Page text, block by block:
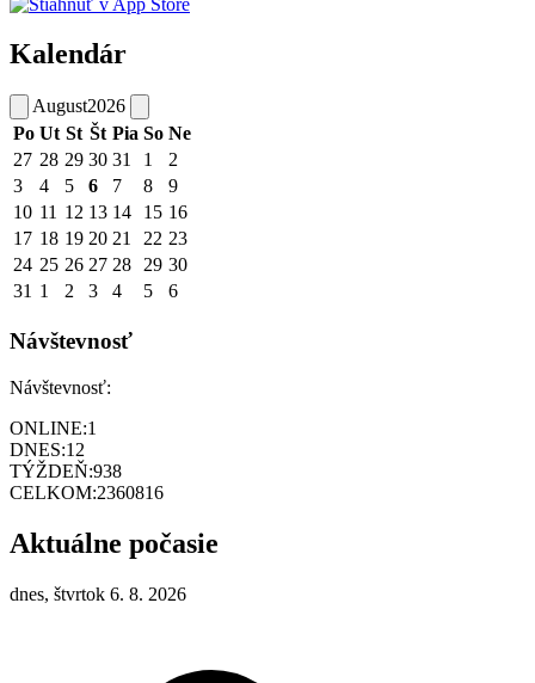
Kalendár
August2026
Po Ut St Št Pia So Ne
27 28 29 30 31 1
2
3
4 5 6 7 8
9
10 11 12 13 14 15 16
17 18 19 20 21 22 23
24 25 26 27 28 29 30
31 1 2 3 4 5 6
Návštevnosť
Návštevnosť:
ONLINE:1
DNES:12
TÝŽDEŇ:938
CELKOM:2360816
Aktuálne počasie
dnes, štvrtok 6. 8. 2026